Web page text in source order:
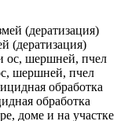
(дератизация)
шершней, пчел
обработка